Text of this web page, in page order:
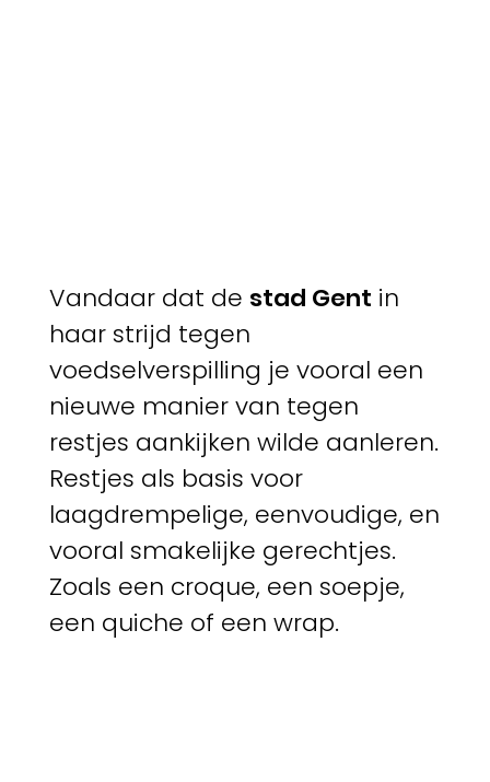
Vandaar dat de stad Gent in
haar strijd tegen
voedselverspilling je vooral een
nieuwe manier van tegen
restjes aankijken wilde aanleren.
Restjes als basis voor
laagdrempelige, eenvoudige, en
vooral smakelijke gerechtjes.
Zoals een croque, een soepje,
een quiche of een wrap.